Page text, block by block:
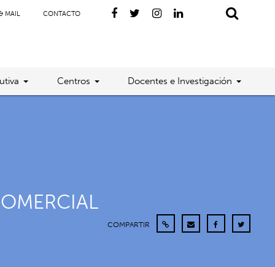
MAIL CONTACTO
Centros Docentes e Investigación
COMPARTIR